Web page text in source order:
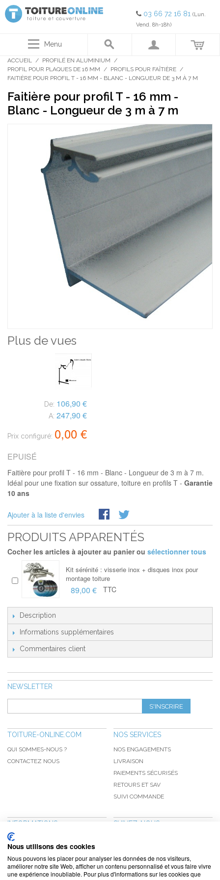
03 66 72 16 81 (Lun.
Vend. 8h-18h)
Menu
ACCUEIL / PROFILÉ EN ALUMINIUM /
PROFIL POUR PLAQUES DE 16 MM / PROFILS POUR FAÎTIÈRE /
FAITIÈRE POUR PROFIL T - 16 MM - BLANC - LONGUEUR DE 3 M À 7 M
Faitière pour profil T - 16 mm -
Blanc - Longueur de 3 m à 7 m
Plus de vues
De: 106,90 €
A: 247,90 €
Prix configuré: 0,00 €
EPUISÉ
Faitière pour profil T - 16 mm - Blanc - Longueur de 3 m à 7 m.
Idéal pour une fixation sur ossature, toiture en profils T - Garantie
10 ans
Ajouter à la liste d'envies
PRODUITS APPARENTÉS
Cocher les articles à ajouter au panier ou sélectionner tous
Kit sérénité : visserie inox + disques inox pour
montage toiture
89,00 € TTC
Description
Informations supplémentaires
Commentaires client
NEWSLETTER
S'INSCRIRE
TOITURE-ONLINE.COM
QUI SOMMES-NOUS ?
CONTACTEZ NOUS
NOS SERVICES
NOS ENGAGEMENTS
LIVRAISON
PAIEMENTS SÉCURISÉS
RETOURS ET SAV
SUIVI COMMANDE
INFORMATIONS
NOUVEAUTÉS
PROMOTIONS
CGV
CONFIDENTIALITÉ
SUIVEZ-NOUS
NOTRE BLOG
Nous utilisons des cookies
Nous pouvons les placer pour analyser les données de nos visiteurs,
améliorer notre site Web, afficher un contenu personnalisé et vous faire vivre
une expérience inoubliable. Pour plus d'informations sur les cookies que